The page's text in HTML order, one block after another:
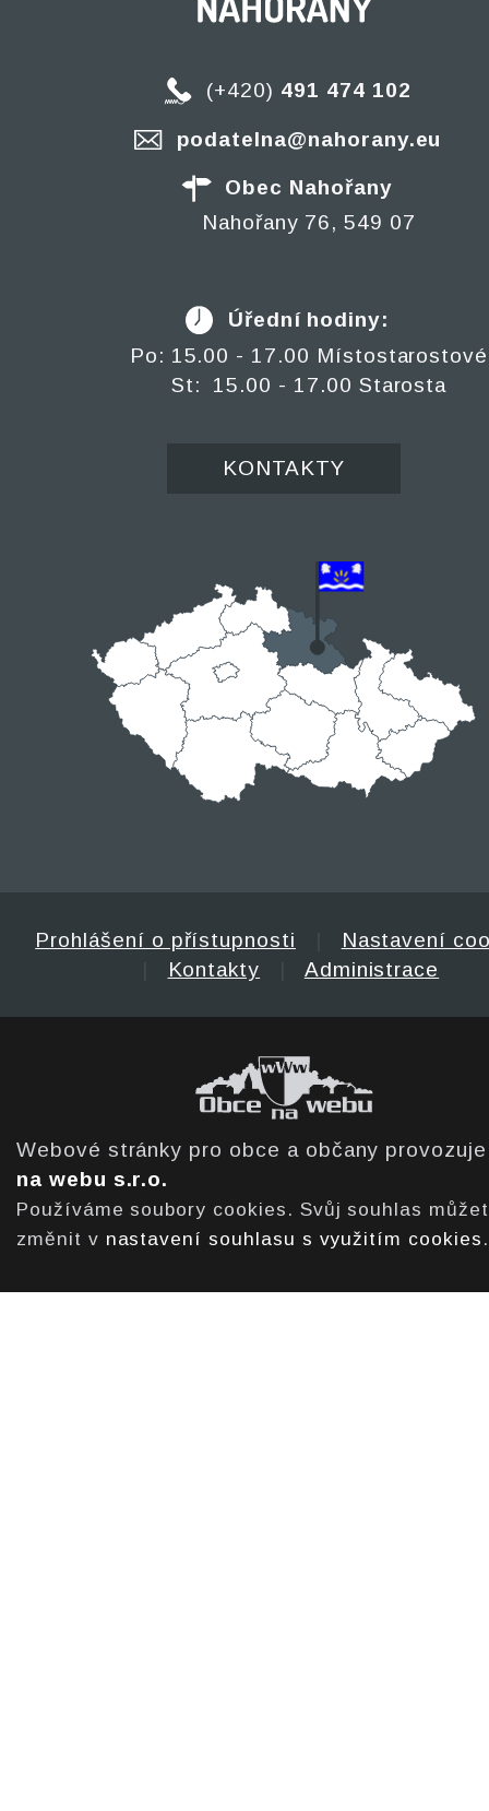
(+420) 491 474 102
podatelna@nahorany.eu
Obec Nahořany
Nahořany 76, 549 07
Úřední hodiny:
Po: 15.00 - 17.00 Místostarostové
St: 15.00 - 17.00 Starosta
KONTAKTY
Prohlášení o přístupnosti
Nastavení
Kontakty Administrace
Webové stránky pro obce a občany
na webu s.r.o.
Používáme soubory cookies. Svůj souhlas
změnit v nastavení souhlasu s využitím cookies .